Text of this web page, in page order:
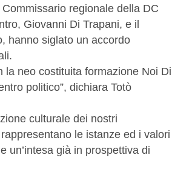
regionale della DC
Giovanni Di Trapani, e il
hanno siglato un accordo
la neo costituita formazione Noi Di
politico”, dichiara Totò
culturale dei nostri
le istanze ed i valori
un’intesa già in prospettiva di